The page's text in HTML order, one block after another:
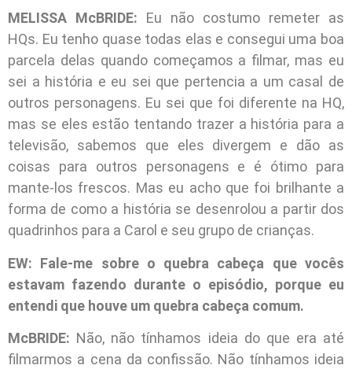
MELISSA McBRIDE: Eu não costumo remeter as
HQs. Eu tenho quase todas elas e consegui uma boa
parcela delas quando começamos a filmar, mas eu
sei a história e eu sei que pertencia a um casal de
outros personagens. Eu sei que foi diferente na HQ,
mas se eles estão tentando trazer a história para a
televisão, sabemos que eles divergem e dão as
coisas para outros personagens e é ótimo para
mante-los frescos. Mas eu acho que foi brilhante a
forma de como a história se desenrolou a partir dos
quadrinhos para a Carol e seu grupo de crianças.
EW: Fale-me sobre o quebra cabeça que vocês
estavam fazendo durante o episódio, porque eu
entendi que houve um quebra cabeça comum.
McBRIDE: Não, não tínhamos ideia do que era até
filmarmos a cena da confissão. Não tínhamos ideia